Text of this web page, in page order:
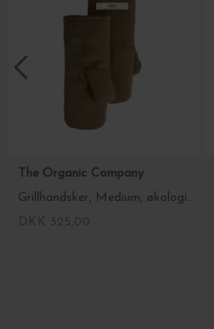
The Organic Company
Grillhandsker, Medium, økologisk bomuld